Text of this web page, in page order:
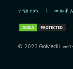
የ ግል የሆነ | ውሎች
© 2023 GoMedii.